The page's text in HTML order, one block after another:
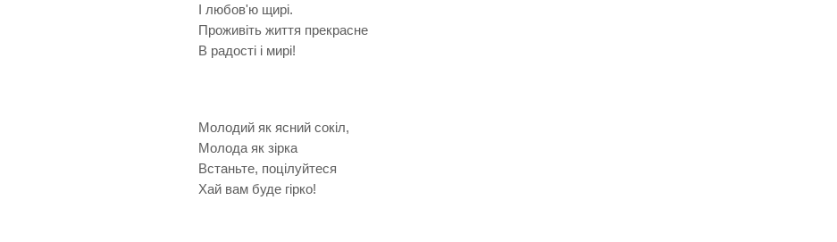
І любов'ю щирі.
Проживіть життя прекрасне
В радості і мирі!
Молодий як ясний сокіл,
Молода як зірка
Встаньте, поцілуйтеся
Хай вам буде гірко!